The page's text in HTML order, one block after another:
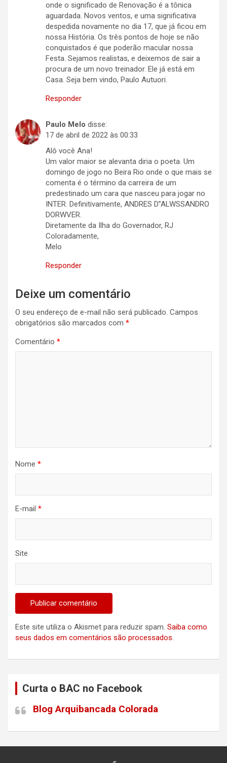
onde o significado de Renovação é a tônica
aguardada. Novos ventos, e uma significativa
despedida novamente no dia 17, que já ficou em
nossa História. Os três pontos de hoje se não
conquistados é que poderão macular nossa
Festa. Sejamos realistas, e deixemos de sair a
procura de um novo treinador. Ele já está em
Casa. Seja bem vindo, Paulo Autuori.
Responder
Paulo Melo disse:
17 de abril de 2022 às 00:33
Alô você Ana!
Um valor maior se alevanta diria o poeta. Um
domingo de jogo no Beira Rio onde o que mais se
comenta é o término da carreira de um
predestinado um cara que nasceu para jogar no
INTER. Definitivamente, ANDRES D”ALWSSANDRO
DORWVER.
Diretamente da Ilha do Governador, RJ
Coloradamente,
Melo
Responder
Deixe um comentário
O seu endereço de e-mail não será publicado. Campos
obrigatórios são marcados com *
Comentário *
Nome *
E-mail *
Site
Este site utiliza o Akismet para reduzir spam. Saiba como
seus dados em comentários são processados.
Curta o BAC no Facebook
Blog Arquibancada Colorada